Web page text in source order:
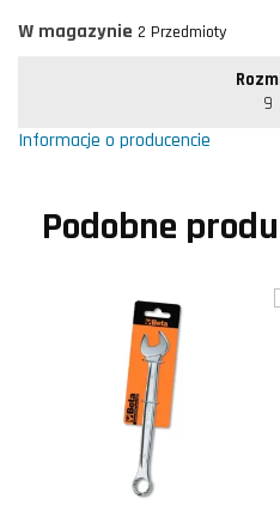
W magazynie 2 Przedmioty
9
Informacje o producencie
Podobne